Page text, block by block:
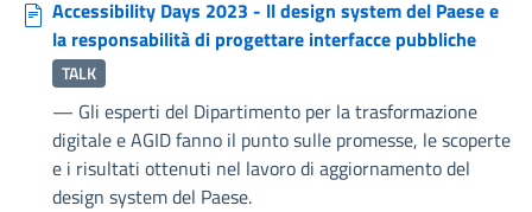
Accessibility Days 2023 - ll design system del Paese e
la responsabilità di progettare interfacce pubbliche
TALK
— Gli esperti del Dipartimento per la trasformazione
digitale e AGID fanno il punto sulle promesse, le scoperte
e i risultati ottenuti nel lavoro di aggiornamento del
design system del Paese.